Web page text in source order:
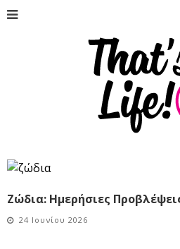
Ζώδια: Ημερήσιες
24 Ιουνίου 2026